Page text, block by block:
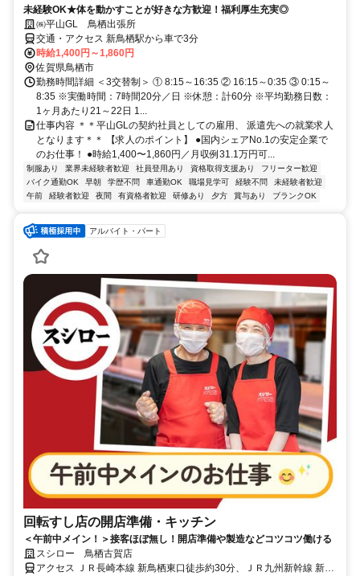
未経験OK★体を動かすことが好きな方歓迎！福利厚生充実◎
㈱平山GL 鳥栖出張所
交通・アクセス 新鳥栖駅から車で3分
時給1,400円～1,860円
佐賀県鳥栖市
勤務時間詳細 ＜3交替制＞ ① 8:15～16:35 ② 16:15～0:35 ③ 0:15～
8:35 ※実働時間：7時間20分／日 ※休憩：計60分 ※平均勤務日数：
1ヶ月あたり21～22日 1...
仕事内容 ＊＊平山GLの契約社員としての雇用、 派遣先への就業求人
となります＊＊ 【求人のポイント】 ●国内シェアNo.1の安定企業で
のお仕事！ ●時給1,400〜1,860円／月収例31.1万円可...
制服あり 業界未経験者歓迎 社員登用あり 資格取得支援あり
フリーター歓迎
バイク通勤OK
早朝 学歴不問 車通勤OK 職場見学可 経験不問
未経験者歓迎
午前
経験者歓迎 夜間 有資格者歓迎 研修あり 夕方 賞与あり ブランクOK
アルバイト・パート
回転すし店の開店準備・キッチン
＜午前中メイン！＞接客ほぼ無し！開店準備や製造などコツコツ働ける
スシロー 鳥栖古賀店
アクセス ＪＲ長崎本線 新鳥栖東口徒歩約30分、ＪＲ九州新幹線 新鳥